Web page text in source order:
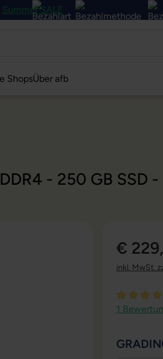
Summer SALE
ShopsÜber afb
- 250 GB SSD
€
inkl. MwSt.
1